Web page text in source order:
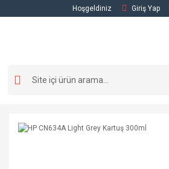
Hoşgeldiniz Giriş Yap